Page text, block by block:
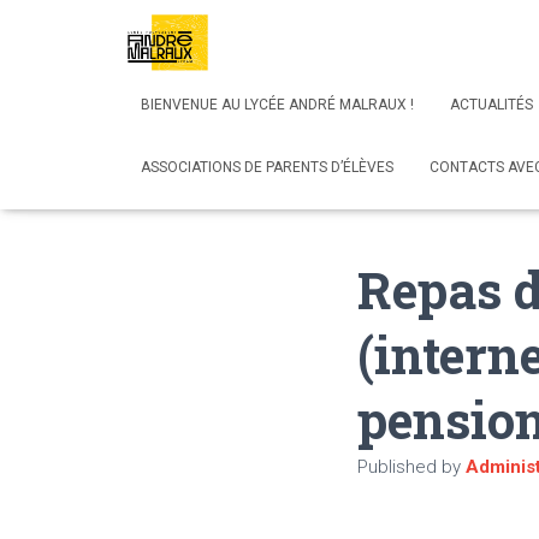
BIENVENUE AU LYCÉE ANDRÉ MALRAUX ! ACTUALITÉS
ASSOCIATIONS DE PARENTS D’ÉLÈVES CONTACTS
Repas
Published by